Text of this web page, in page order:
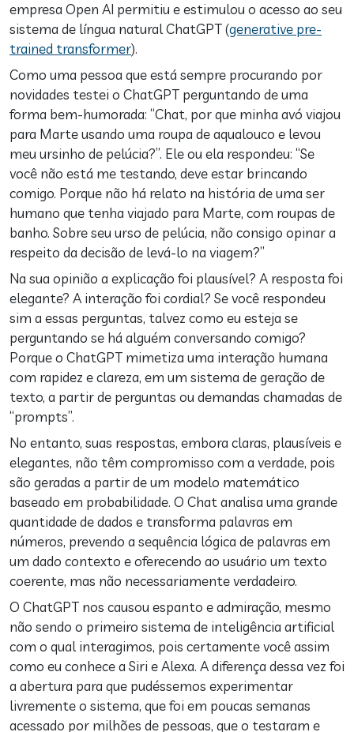
empresa Open AI permitiu e estimulou o acesso ao seu
sistema de língua natural ChatGPT (generative pre-
trained transformer).
Como uma pessoa que está sempre procurando por
novidades testei o ChatGPT perguntando de uma
forma bem-humorada: “Chat, por que minha avó viajou
para Marte usando uma roupa de aqualouco e levou
meu ursinho de pelúcia?”. Ele ou ela respondeu: “Se
você não está me testando, deve estar brincando
comigo. Porque não há relato na história de uma ser
humano que tenha viajado para Marte, com roupas de
banho. Sobre seu urso de pelúcia, não consigo opinar a
respeito da decisão de levá-lo na viagem?”
Na sua opinião a explicação foi plausível? A resposta foi
elegante? A interação foi cordial? Se você respondeu
sim a essas perguntas, talvez como eu esteja se
perguntando se há alguém conversando comigo?
Porque o ChatGPT mimetiza uma interação humana
com rapidez e clareza, em um sistema de geração de
texto, a partir de perguntas ou demandas chamadas de
“prompts”.
No entanto, suas respostas, embora claras, plausíveis e
elegantes, não têm compromisso com a verdade, pois
são geradas a partir de um modelo matemático
baseado em probabilidade. O Chat analisa uma grande
quantidade de dados e transforma palavras em
números, prevendo a sequência lógica de palavras em
um dado contexto e oferecendo ao usuário um texto
coerente, mas não necessariamente verdadeiro.
O ChatGPT nos causou espanto e admiração, mesmo
não sendo o primeiro sistema de inteligência artificial
com o qual interagimos, pois certamente você assim
como eu conhece a Siri e Alexa. A diferença dessa vez foi
a abertura para que pudéssemos experimentar
livremente o sistema, que foi em poucas semanas
acessado por milhões de pessoas, que o testaram e